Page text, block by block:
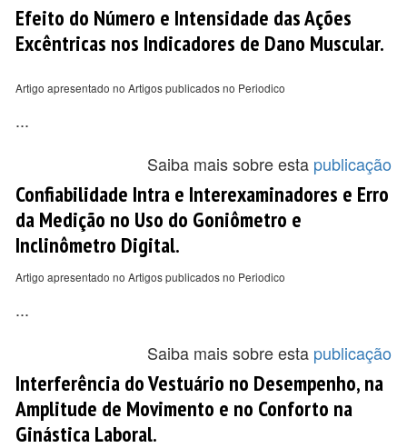
Efeito do Número e Intensidade das Ações
Excêntricas nos Indicadores de Dano Muscular.
Artigo apresentado no Artigos publicados no Periodico
...
Saiba mais sobre esta publicação
Confiabilidade Intra e Interexaminadores e Erro
da Medição no Uso do Goniômetro e
Inclinômetro Digital.
Artigo apresentado no Artigos publicados no Periodico
...
Saiba mais sobre esta publicação
Interferência do Vestuário no Desempenho, na
Amplitude de Movimento e no Conforto na
Ginástica Laboral.